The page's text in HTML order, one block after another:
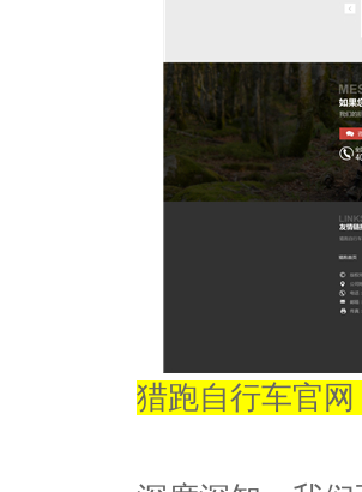
猎跑自行车官网